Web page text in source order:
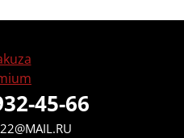
45-66